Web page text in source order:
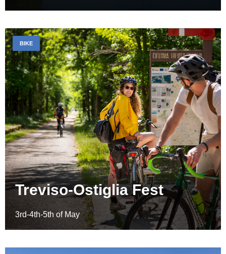
Treviso-Ostiglia Fest
3rd-4th-5th of May
BIKE